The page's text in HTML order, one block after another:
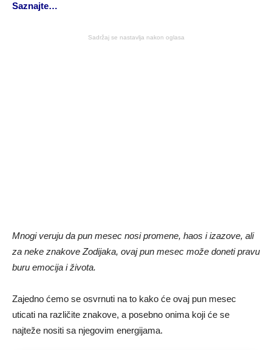
Saznajte…
Sadržaj se nastavlja nakon oglasa
Mnogi veruju da pun mesec nosi promene, haos i izazove, ali
za neke znakove Zodijaka, ovaj pun mesec može doneti pravu
buru emocija i života.
Zajedno ćemo se osvrnuti na to kako će ovaj pun mesec
uticati na različite znakove, a posebno onima koji će se
najteže nositi sa njegovim energijama.